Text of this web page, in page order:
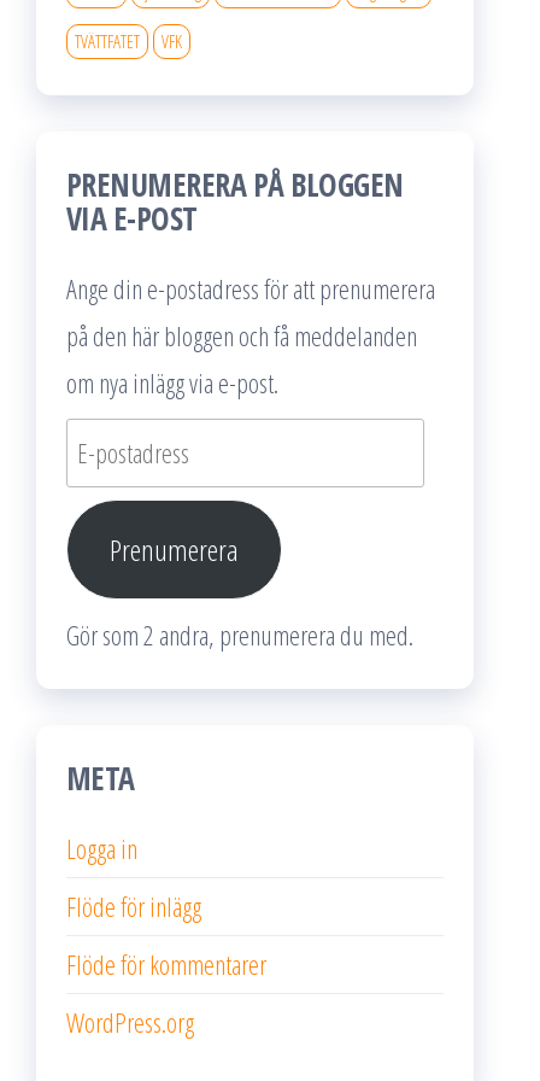
TVÄTTFATET VFK
PRENUMERERA PÅ BLOGGEN
VIA E-POST
Ange din e-postadress för att prenumerera
på den här bloggen och få meddelanden
om nya inlägg via e-post.
E-
postadress
Prenumerera
Gör som 2 andra, prenumerera du med.
META
Logga in
Flöde för inlägg
Flöde för kommentarer
WordPress.org